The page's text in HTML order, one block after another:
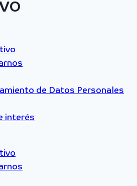
de Datos Personales
interés